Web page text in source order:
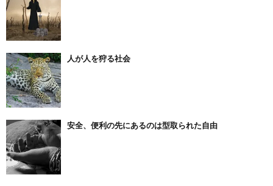
人が人を狩る社会
安全、便利の先にあるのは型取られた自由